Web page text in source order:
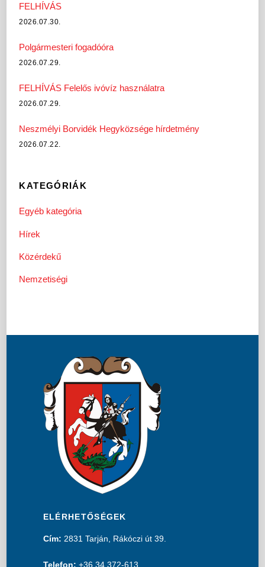
FELHÍVÁS
2026.07.30.
Polgármesteri fogadóóra
2026.07.29.
FELHÍVÁS Felelős ivóvíz használatra
2026.07.29.
Neszmélyi Borvidék Hegyközsége hírdetmény
2026.07.22.
KATEGÓRIÁK
Egyéb kategória
Hírek
Közérdekű
Nemzetiségi
ELÉRHETŐSÉGEK
Cím: 2831 Tarján, Rákóczi út 39.
Telefon: +36 34 372-613